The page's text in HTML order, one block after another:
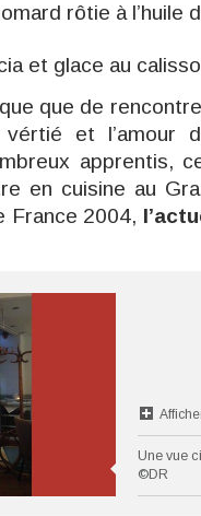
rôtie à l’huile
et glace au
que de
vértié et
apprentis,
en cuisine au
France 2004,
Une vue
©DR